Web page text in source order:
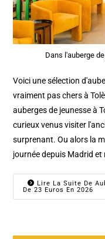
Dans l'auberge
Voici une sélection
vraiment pas chers à
auberges de jeunesse à
curieux venus visiter
surprenant. Ou alors la
journée depuis Madrid et
Lire La Suite De
De 23 Euros En 2026